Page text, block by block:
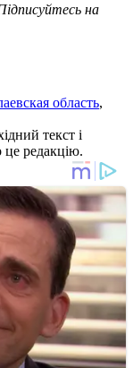
на
область,
текст і
редакцію.